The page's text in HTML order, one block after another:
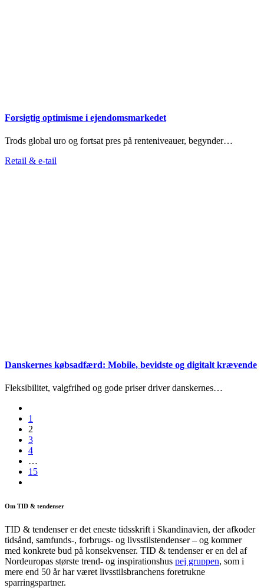
Forsigtig optimisme i ejendomsmarkedet
Trods global uro og fortsat pres på renteniveauer, begynder…
Retail & e-tail
Danskernes købsadfærd: Mobile, bevidste og digitalt krævende
Fleksibilitet, valgfrihed og gode priser driver danskernes…
1
2
3
4
…
15
Om TID & tendenser
TID & tendenser er det eneste tidsskrift i Skandinavien, der afkoder
tidsånd, samfunds-, forbrugs- og livsstilstendenser – og kommer
med konkrete bud på konsekvenser. TID & tendenser er en del af
Nordeuropas største trend- og inspirationshus pej gruppen, som i
mere end 50 år har været livsstilsbranchens foretrukne
sparringspartner.